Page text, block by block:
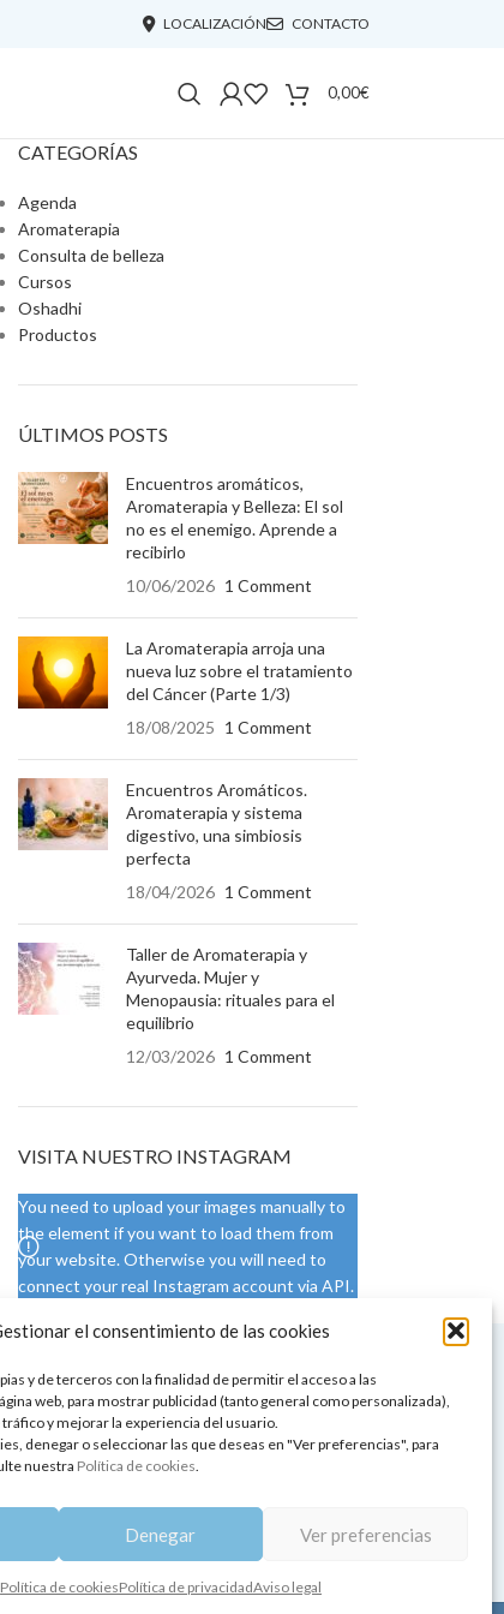
el consentimiento de las cookies
y de terceros con la finalidad de permitir el acceso a las
web, para mostrar publicidad (tanto general como personalizada),
y mejorar la experiencia del usuario.
denegar o seleccionar las que deseas en "Ver preferencias", para
nuestra Política de cookies.
Denegar Ver preferencias
Política de cookiesPolítica de privacidadAviso legal
LOCALIZACIÓN CONTACTO
0,00€
CATEGORÍAS
Agenda
Aromaterapia
Consulta de belleza
Cursos
Oshadhi
Productos
ÚLTIMOS POSTS
Encuentros aromáticos,
Aromaterapia y Belleza: El sol
no es el enemigo. Aprende a
recibirlo
10/06/2026 1 Comment
La Aromaterapia arroja una
nueva luz sobre el tratamiento
del Cáncer (Parte 1/3)
18/08/2025 1 Comment
Encuentros Aromáticos.
Aromaterapia y sistema
digestivo, una simbiosis
perfecta
18/04/2026 1 Comment
Taller de Aromaterapia y
Ayurveda. Mujer y
Menopausia: rituales para el
equilibrio
12/03/2026 1 Comment
VISITA NUESTRO INSTAGRAM
You need to upload your images manually to
the element if you want to load them from
your website. Otherwise you will need to
connect your real Instagram account via API.
SEDE
belleza
bienestar
CONDICIONES DE USO
Condiciones generales
Cambios y devoluciones
Formas de pago
Formas de envío